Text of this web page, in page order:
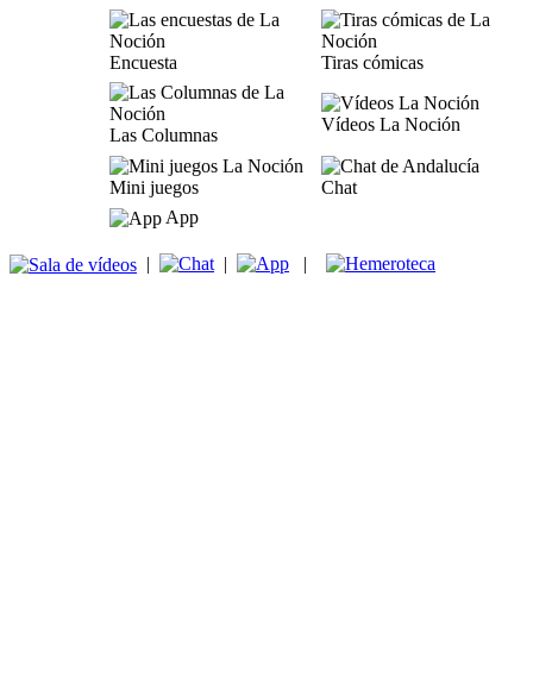
Encuesta Tiras cómicas
Las Columnas
Vídeos La Noción
Mini juegos
Chat
App
| | |